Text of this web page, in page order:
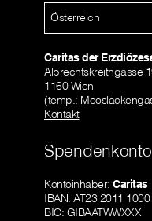
Österreich
Caritas der
Albrechtskreithgasse
1160 Wien
(temp.:
Kontakt
Spendenkonto
Kontoinhaber: Caritas
IBAN: AT23 2011
BIC: GIBAATWWXXX